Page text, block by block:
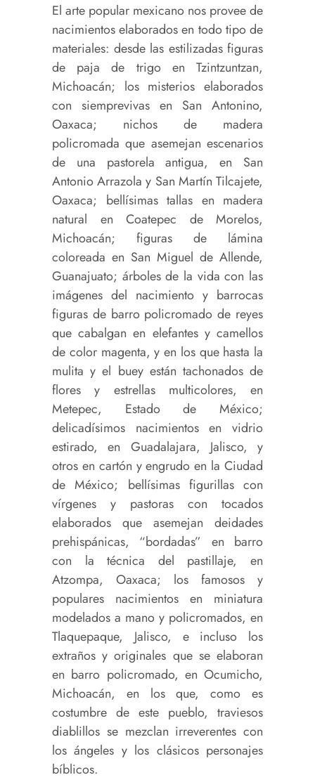
El arte popular mexicano nos provee de
nacimientos elaborados en todo tipo de
materiales: desde las estilizadas figuras
de paja de trigo en Tzintzuntzan,
Michoacán; los misterios elaborados
con siemprevivas en San Antonino,
Oaxaca; nichos de madera
policromada que asemejan escenarios
de una pastorela antigua, en San
Antonio Arrazola y San Martín Tilcajete,
Oaxaca; bellísimas tallas en madera
natural en Coatepec de Morelos,
Michoacán; figuras de lámina
coloreada en San Miguel de Allende,
Guanajuato; árboles de la vida con las
imágenes del nacimiento y barrocas
figuras de barro policromado de reyes
que cabalgan en elefantes y camellos
de color magenta, y en los que hasta la
mulita y el buey están tachonados de
flores y estrellas multicolores, en
Metepec, Estado de México;
delicadísimos nacimientos en vidrio
estirado, en Guadalajara, Jalisco, y
otros en cartón y engrudo en la Ciudad
de México; bellísimas figurillas con
vírgenes y pastoras con tocados
elaborados que asemejan deidades
prehispánicas, “bordadas” en barro
con la técnica del pastillaje, en
Atzompa, Oaxaca; los famosos y
populares nacimientos en miniatura
modelados a mano y policromados, en
Tlaquepaque, Jalisco, e incluso los
extraños y originales que se elaboran
en barro policromado, en Ocumicho,
Michoacán, en los que, como es
costumbre de este pueblo, traviesos
diablillos se mezclan irreverentes con
los ángeles y los clásicos personajes
bíblicos.